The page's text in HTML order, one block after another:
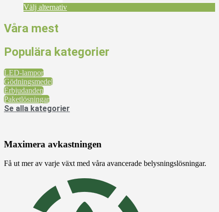
Välj alternativ
produktsidan
Våra mest
Populära kategorier
LED-lampor
Gödningsmedel
Erbjudanden
Paketlösningar
Se alla kategorier
Maximera avkastningen
Få ut mer av varje växt med våra avancerade belysningslösningar.